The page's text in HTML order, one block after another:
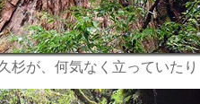
杉が、何気なく立っていた